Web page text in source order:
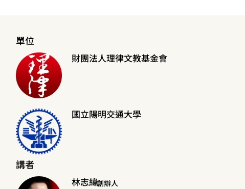
單位
財團法人理律文教基金會
國立陽明交通大學
講者
林志緯創辦人